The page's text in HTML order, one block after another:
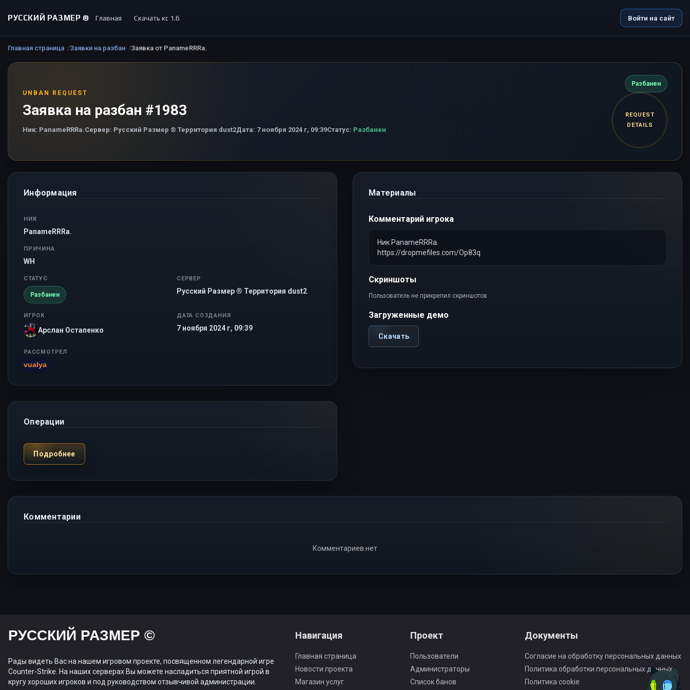
РУССКИЙ РАЗМЕР © Главная Скачать кс 1.6 Войти на сайт
Главная страница Заявки на разбан Заявка от PanameRRRa.
UNBAN REQUEST
Заявка на разбан #1983
Ник: PanameRRRa.Сервер: Русский Размер ® Территория dust2Дата: 7 ноября 2024 г, 09:39Статус: Разбанен
Разбанен
REQUEST
DETAILS
Информация
НИК
PanameRRRa.
ПРИЧИНА
WH
СТАТУС
Разбанен
СЕРВЕР
Русский Размер ® Территория dust2
ИГРОК
Арслан Остапенко
ДАТА СОЗДАНИЯ
7 ноября 2024 г, 09:39
РАССМОТРЕЛ
vualya
Операции
Подробнее
Материалы
Комментарий игрока
Ник PanameRRRa.
https://dropmefiles.com/Op83q
Скриншоты
Пользователь не прикрепил скриншотов
Загруженные демо
Скачать
Комментарии
Комментариев нет
РУССКИЙ РАЗМЕР ©
Рады видеть Вас на нашем игровом проекте, посвященном легендарной игре
Counter-Strike. На наших серверах Вы можете насладиться приятной игрой в
кругу хороших игроков и под руководством отзывчивой администрации.
Навигация
Главная страница
Новости проекта
Магазин услуг
Проект
Пользователи
Администраторы
Список банов
Документы
Согласие на обработку персональных данных
Политика обработки персональных данных
Политика cookie